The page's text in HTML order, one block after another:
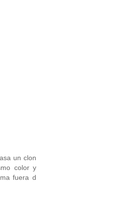
un clon
color y
fuera d